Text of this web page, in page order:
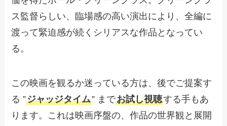
ス監督らしい、臨場感の高い演出により、全編に
渡って緊迫感が続くシリアスな作品となってい
る。
この映画を観るか迷っている方は、後でご提案す
る ”ジャッジタイム” までお試し視聴する手もあ
ります。これは映画序盤の、作品の世界観と展開